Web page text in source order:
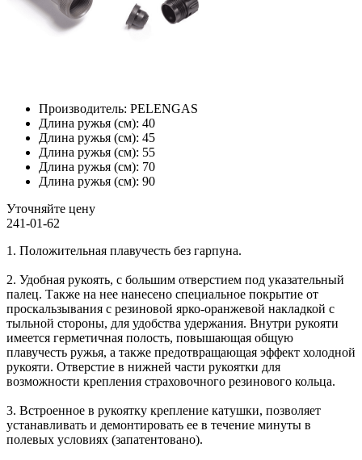
Производитель: PELENGAS
Длина ружья (см): 40
Длина ружья (см): 45
Длина ружья (см): 55
Длина ружья (см): 70
Длина ружья (см): 90
Уточняйте цену
241-01-62
1. Положительная плавучесть без гарпуна.
2. Удобная рукоять, с большим отверстием под указательный
палец. Также на нее нанесено специальное покрытие от
проскальзывания с резиновой ярко-оранжевой накладкой с
тыльной стороны, для удобства удержания. Внутри рукояти
имеется герметичная полость, повышающая общую
плавучесть ружья, а также предотвращающая эффект холодной
рукояти. Отверстие в нижней части рукоятки для
возможности крепления страховочного резинового кольца.
3. Встроенное в рукоятку крепление катушки, позволяет
устанавливать и демонтировать ее в течение минуты в
полевых условиях (запатентовано).